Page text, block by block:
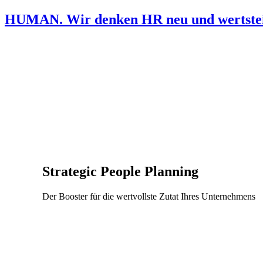
HUMAN. Wir denken HR neu und
Strategic People Planning
Der Booster für die wertvollste Zutat Ihres Unternehmens